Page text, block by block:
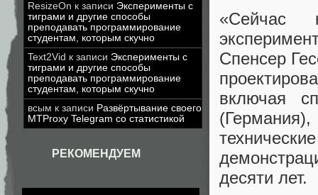
ResizeOn к записи Эксперименты с
тиграми и другие способы
преподавать программирование
студентам, которым скучно
Text2Vid к записи Эксперименты с
тиграми и другие способы
преподавать программирование
студентам, которым скучно
всым к записи Развёртывание своего
MTProxy Telegram со статистикой
РЕКОМЕНДУЕМ
«Сейчас
Спенсер
включая
десяти лет.